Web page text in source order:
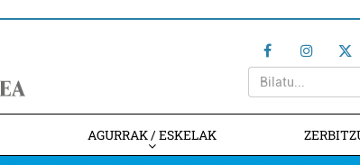
AGURRAK / ESKELAK